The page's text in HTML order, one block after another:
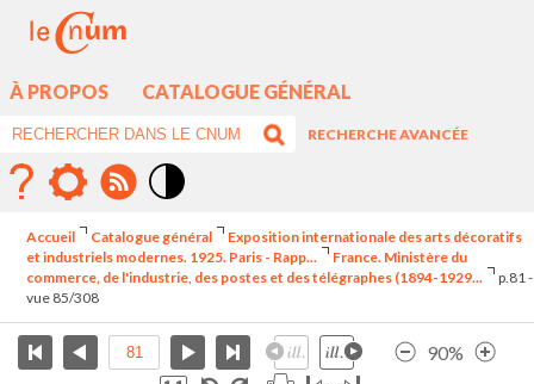
À PROPOS CATALOGUE GÉNÉRAL
RECHERCHE AVANCÉE
élévé
Accueil Catalogue général
Exposition internationale des arts décoratifs
et industriels modernes. 1925. Paris - Rapp...
France. Ministère du
commerce, de l'industrie, des postes et des télégraphes (1894-1929...
p.81 -
vue 85/308
90%